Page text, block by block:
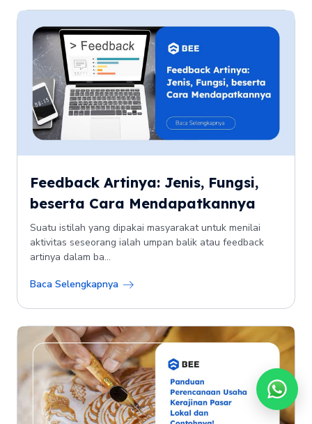
Feedback Artinya: Jenis, Fungsi,
beserta Cara Mendapatkannya
Suatu istilah yang dipakai masyarakat untuk menilai
aktivitas seseorang ialah umpan balik atau feedback
artinya dalam ba...
Baca Selengkapnya